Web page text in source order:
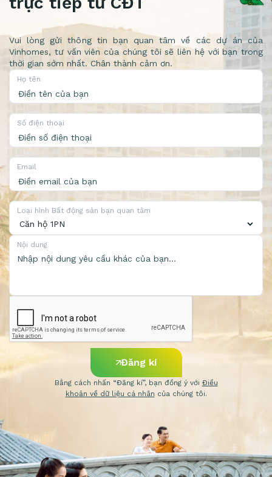
Vui lòng gửi thông tin bạn quan tâm về các dự án của
Vinhomes, tư vấn viên của chúng tôi sẽ liên hệ với bạn trong
thời gian sớm nhất. Chân thành cảm ơn.
Họ tên
Số điện thoại
Email
Loại hình Bất động sản bạn quan tâm
Nội dung
Bằng cách nhấn “Đăng kí”, bạn đồng ý với Điều
khoản về dữ liệu cá nhân của chúng tôi.
Đăng kí